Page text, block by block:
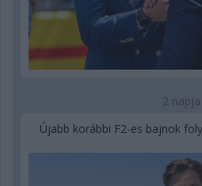
2 napja
Újabb korábbi F2-es bajnok